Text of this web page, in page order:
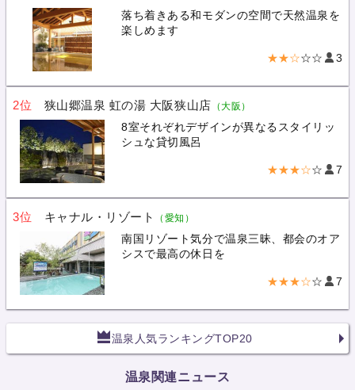
落ち着きある和モダンの空間で天然温泉を
楽しめます
★★☆☆☆ 3
2位 狭山郷温泉 虹の湯 大阪狭山店 （大阪）
8室それぞれデザインが異なるスタイリッ
シュな貸切風呂
★★★☆☆ 7
3位 キャナル・リゾート （愛知）
南国リゾート気分で温泉三昧、都会のオア
シスで最高の休日を
★★★☆☆ 7
温泉人気ランキングTOP20
温泉関連ニュース